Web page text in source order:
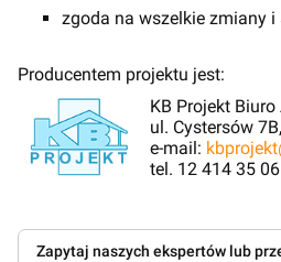
zgoda na wszelkie zmiany i
Producentem projektu jest:
KB Projekt
ul. Cystersów
e-mail:
tel. 12 414 35 06
Zapytaj naszych ekspertów lub